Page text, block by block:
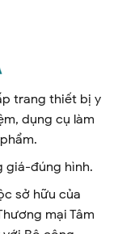
trang thiết bị y
dụng cụ làm
giá-đúng hình.
sở hữu của
mại Tâm